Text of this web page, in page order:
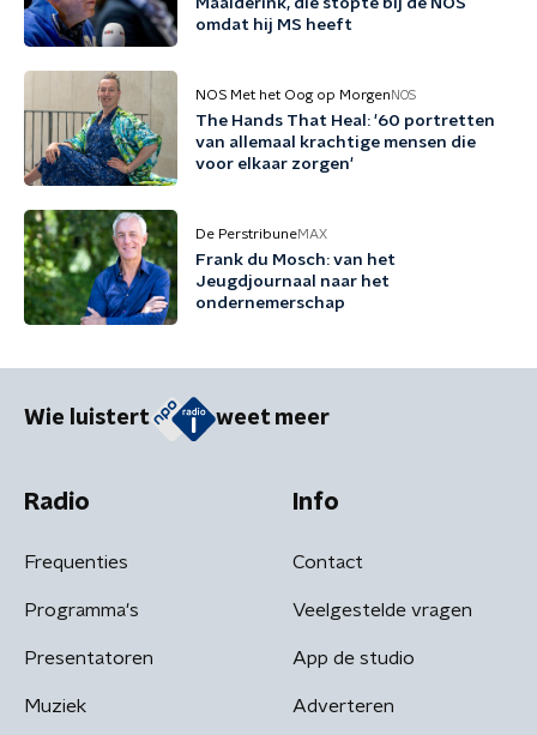
Maalderink, die stopte bij de NOS
omdat hij MS heeft
NOS Met het Oog op Morgen NOS
The Hands That Heal: '60 portretten
van allemaal krachtige mensen die
voor elkaar zorgen'
De PerstribuneMAX
Frank du Mosch: van het
Jeugdjournaal naar het
ondernemerschap
Wie luistert weet meer
Radio
Frequenties
Programma's
Presentatoren
Muziek
Info
Contact
Veelgestelde vragen
App de studio
Adverteren